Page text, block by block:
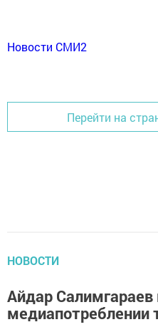
Новости СМИ2
Перейти на
НОВОСТИ
Айдар
медиапотреблении